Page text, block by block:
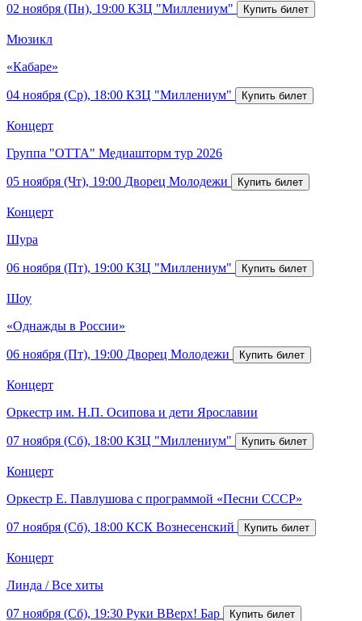
02 ноября (Пн), 19:00 КЗЦ "Миллениум"
Мюзикл
«Кабаре»
04 ноября (Ср), 18:00 КЗЦ "Миллениум"
Концерт
Группа "ОТТА" Медиашторм тур 2026
05 ноября (Чт), 19:00 Дворец Молодежи
Концерт
Шура
06 ноября (Пт), 19:00 КЗЦ "Миллениум"
Шоу
«Однажды в России»
06 ноября (Пт), 19:00 Дворец Молодежи
Концерт
Оркестр им. Н.П. Осипова и дети Ярославии
07 ноября (Сб), 18:00 КЗЦ "Миллениум"
Концерт
Оркестр Е. Павлушова с программой «Песни СССР»
07 ноября (Сб), 18:00 КСК Вознесенский
Концерт
Линда / Все хиты
07 ноября (Сб), 19:30 Руки ВВерх! Бар